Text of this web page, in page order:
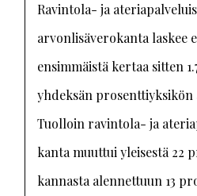
Ravintola- ja
arvonlisäverokanta laskee
ensimmäistä kertaa sitten
yhdeksän prosenttiyksikön
Tuolloin ravintola- ja
kanta muuttui yleisestä 22
kannasta alennettuun 13